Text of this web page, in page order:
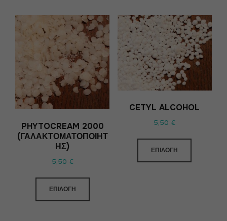
PHYTOCREAM 2000
(ΓΑΛΑΚΤΟΜΑΤΟΠΟΙΗΤ
ΉΣ)
5,50 €
ΕΠΙΛΟΓΉ
CETYL ALCOHOL
5,50 €
ΕΠΙΛΟΓΉ